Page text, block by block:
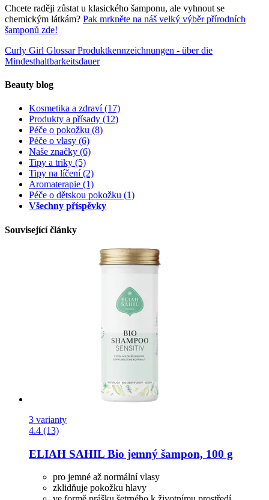
Chcete raději zůstat u klasického šamponu, ale vyhnout se
chemickým látkám? Pak mrkněte na náš velký výběr přírodních
šamponů zde!
Curly Girl Glossar Produktkennzeichnungen - über die
Mindesthaltbarkeitsdauer
Beauty blog
Kosmetika a zdraví(17)
Produkty a přísady (12)
Péče o pokožku (8)
Péče o vlasy (6)
Naše značky (6)
Tipy a triky (5)
Tipy na líčení(2)
Aromaterapie (1)
Péče o dětskou pokožku (1)
Všechny příspěvky
Související články
3 varianty
4.4 (13)
ELIAH SAHIL Bio jemný šampon, 100 g
pro jemné až normální vlasy
zklidňuje pokožku hlavy